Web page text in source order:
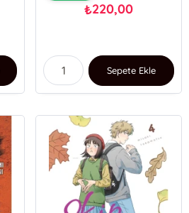
₺220,00
Sepete Ekle